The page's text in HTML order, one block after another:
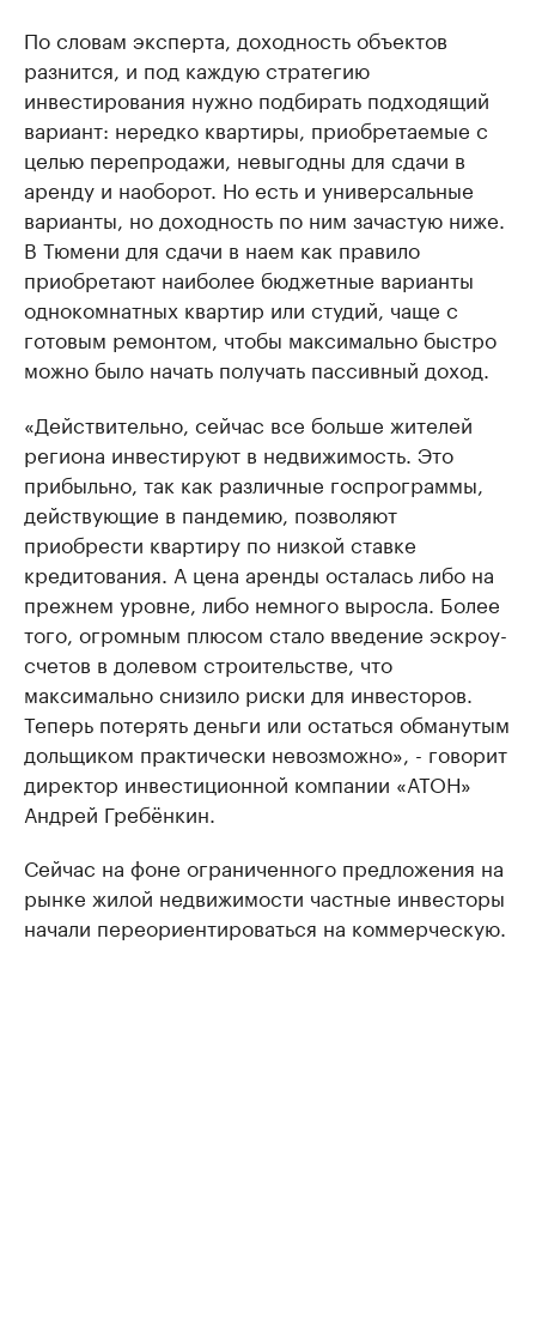
По словам эксперта, доходность объектов
разнится, и под каждую стратегию
инвестирования нужно подбирать подходящий
вариант: нередко квартиры, приобретаемые с
целью перепродажи, невыгодны для сдачи в
аренду и наоборот. Но есть и универсальные
варианты, но доходность по ним зачастую ниже.
В Тюмени для сдачи в наем как правило
приобретают наиболее бюджетные варианты
однокомнатных квартир или студий, чаще с
готовым ремонтом, чтобы максимально быстро
можно было начать получать пассивный доход.
«Действительно, сейчас все больше жителей
региона инвестируют в недвижимость. Это
прибыльно, так как различные госпрограммы,
действующие в пандемию, позволяют
приобрести квартиру по низкой ставке
кредитования. А цена аренды осталась либо на
прежнем уровне, либо немного выросла. Более
того, огромным плюсом стало введение эскроу-
счетов в долевом строительстве, что
максимально снизило риски для инвесторов.
Теперь потерять деньги или остаться обманутым
дольщиком практически невозможно», - говорит
директор инвестиционной компании «АТОН»
Андрей Гребёнкин.
Сейчас на фоне ограниченного предложения на
рынке жилой недвижимости частные инвесторы
начали переориентироваться на коммерческую.